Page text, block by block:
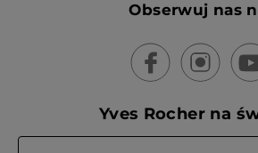
Obserwuj nas
Yves Rocher na